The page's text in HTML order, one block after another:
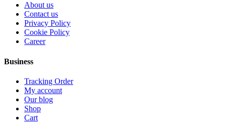
About us
Contact us
Privacy Policy
Cookie Policy
Career
Business
Tracking Order
My account
Our blog
Shop
Cart